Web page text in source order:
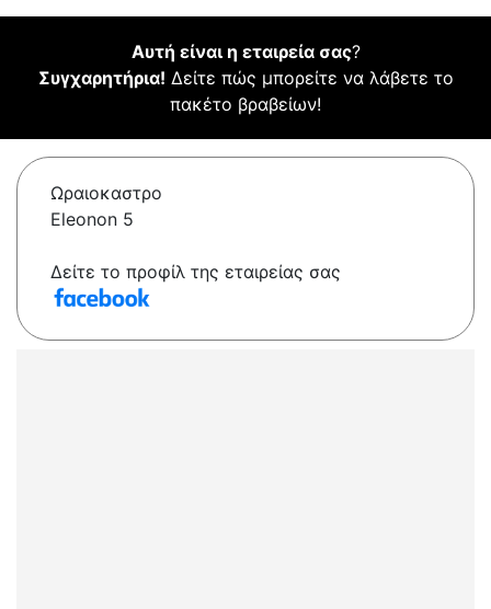
Αυτή είναι η εταιρεία σας?
Συγχαρητήρια! Δείτε πώς μπορείτε να λάβετε το
πακέτο βραβείων!
Ωραιοκαστρο
Eleonon 5
Δείτε το προφίλ της εταιρείας σας